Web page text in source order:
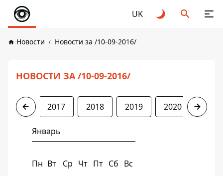
UK
Новости Новости за /10-09-2016/
НОВОСТИ ЗА /10-09-2016/
2016 2017 2018 2019 2020 2021
Январь
Пн Вт Ср Чт Пт Сб Вс